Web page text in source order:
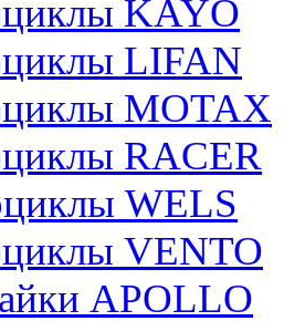
KAYO
LIFAN
MOTAX
RACER
WELS
VENTO
APOLLO